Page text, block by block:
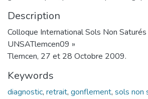
Description
Colloque International Sols Non
UNSATlemcen09 »
Tlemcen, 27 et 28 Octobre 2009.
Keywords
diagnostic, retrait, gonflement, sols non